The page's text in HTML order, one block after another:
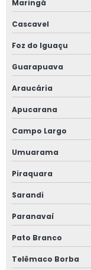
Quanto custa
Quanto custa um
Serviço consultoria
Serviço de avaliação
Serviço de
Serviços de
Sistema de gestão
Valor consultoria
Valor de
Valor de laudo de
Maringá
Cascavel
Foz do Iguaçu
Guarapuava
Araucária
Apucarana
Campo Largo
Umuarama
Piraquara
Sarandi
Paranavaí
Pato Branco
Telêmaco Borba